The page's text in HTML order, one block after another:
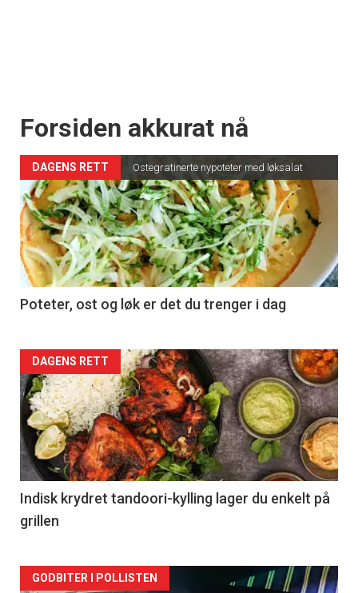
Forsiden akkurat nå
DAGENS RETT Ostegratinerte nypoteter med løksalat
Poteter, ost og løk er det du trenger i dag
Forsiden
akkurat
nå
-
2
DAGENS RETT
Indisk krydret tandoori-kylling lager du enkelt på
grillen
Forsiden
GODBITER I POLLISTEN